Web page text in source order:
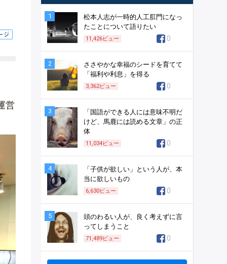
営
1
松本人志が一時的人工肛門になっ
たことについて語りたい
11,426ビュー 0
2
ささやかな幸福のシードを育てて
「福利や利息」を得る
3,362ビュー 0
3
「国語ができる人には意味不明だ
けど、馬鹿には読める文章」の正
体
11,034ビュー 0
4
「子供が欲しい」という人が、本
当に欲しいもの
6,630ビュー 0
5
頭のわるい人が、良く考えずに言
ってしまうこと
71,489ビュー 0